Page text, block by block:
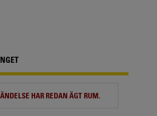
HAR REDAN ÄGT RUM.